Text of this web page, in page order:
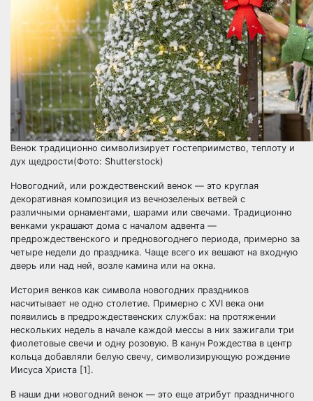
Венок традиционно символизирует гостеприимство, теплоту и
дух щедрости(Фото: Shutterstock)
Новогодний, или рождественский венок — это круглая
декоративная композиция из вечнозеленых ветвей с
различными орнаментами, шарами или свечами. Традиционно
венками украшают дома с началом адвента —
предрождественского и предновогоднего периода, примерно за
четыре недели до праздника. Чаще всего их вешают на входную
дверь или над ней, возле камина или на окна.
История венков как символа новогодних праздников
насчитывает не одно столетие. Примерно с XVI века они
появились в предрождественских службах: на протяжении
нескольких недель в начале каждой мессы в них зажигали три
фиолетовые свечи и одну розовую. В канун Рождества в центр
кольца добавляли белую свечу, символизирующую рождение
Иисуса Христа [1].
В наши дни новогодний венок — это еще атрибут праздничного